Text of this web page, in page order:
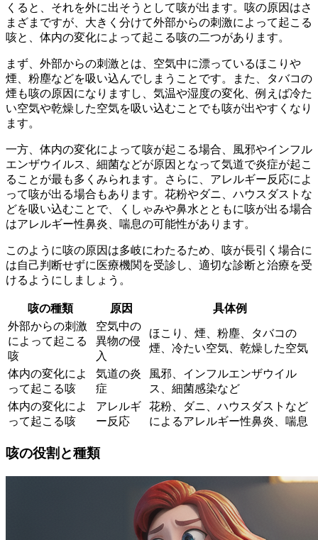
くると、それを外に出そうとして咳が出ます。咳の原因はさ
まざまですが、大きく分けて外部からの刺激によって起こる
咳と、 体内の変化によって起こる咳の二つがあります。
まず、外部からの刺激とは、空気中に漂っているほこりや
煙、粉塵などを吸い込んでしまうことです。また、タバコの
煙も咳の原因になりますし、気温や湿度の変化、例えば冷た
い空気や乾燥した空気を吸い込むことでも咳が出やすくなり
ます。
一方、体内の変化によって咳が起こる場合、風邪やインフル
エンザウイルス、細菌などが原因となって気道で炎症が起こ
ることが最も多くみられます。さらに、アレルギー反応によ
って咳が出る場合もあります。花粉やダニ、ハウスダストな
どを吸い込むことで、くしゃみや鼻水とともに咳が出る場合
はアレルギー性鼻炎、喘息の可能性があります。
このように咳の原因は多岐にわたるため、 咳が長引く場合に
は自己判断せずに医療機関を受診 し、適切な診断と治療を受
けるようにしましょう。
咳の種類 原因
具体例
外部からの刺激
によって起こる
咳
空気中の
異物の侵
入
ほこり、煙、粉塵、タバコの
煙、冷たい空気、乾燥した空気
体内の変化によ
って起こる咳
気道の炎
症
風邪、インフルエンザウイル
ス、細菌感染など
体内の変化によ
って起こる咳
アレルギ
ー反応
花粉、ダニ、ハウスダストなど
によるアレルギー性鼻炎、喘息
咳の役割と種類